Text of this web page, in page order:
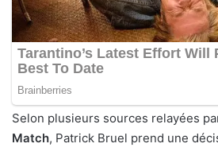
Selon plusieurs sources relayées
Match, Patrick Bruel prend une